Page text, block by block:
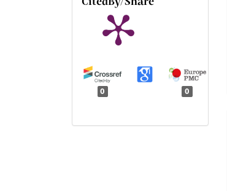
CitedBy/Share
0 0